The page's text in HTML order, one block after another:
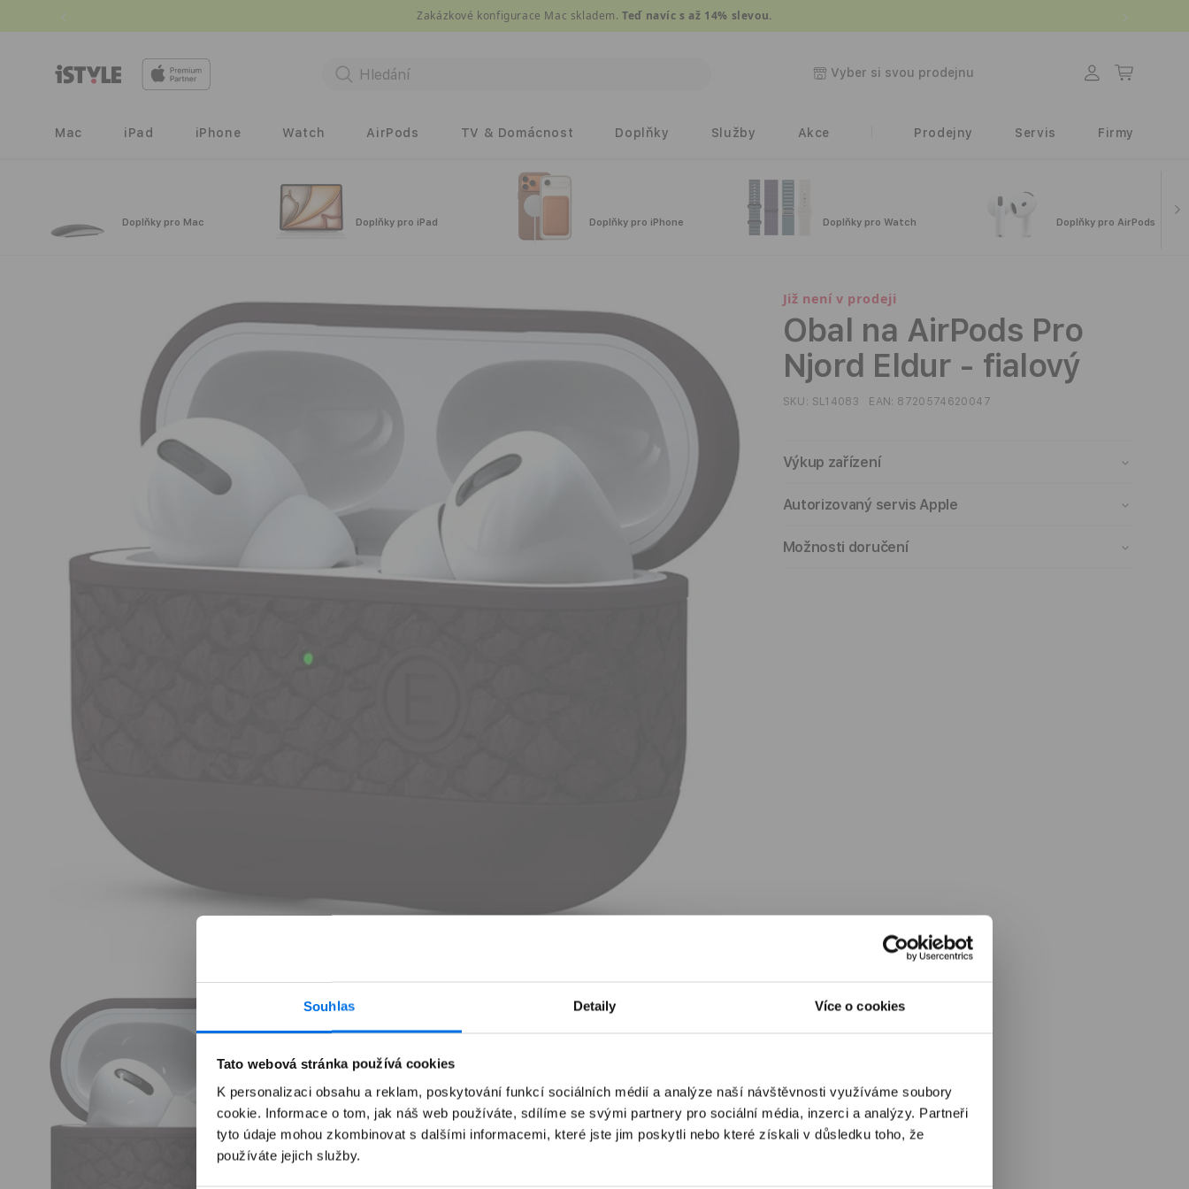
Souhlas Detaily Více o cookies
Tato webová stránka používá cookies
K personalizaci obsahu a reklam, poskytování funkcí sociálních médií a analýze naší návštěvnosti využíváme soubory
cookie. Informace o tom, jak náš web používáte, sdílíme se svými partnery pro sociální média, inzerci a analýzy. Partneři
tyto údaje mohou zkombinovat s dalšími informacemi, které jste jim poskytli nebo které získali v důsledku toho, že
používáte jejich služby.
Přejít k
obsahu
Zakázkové konfigurace Mac skladem.Teď navíc s až 14% slevou.
Vyber si svou prodejnu
Přihlásit
Košík
Mac iPad iPhone Watch AirPods TV & Domácnost Doplňky Služby Akce Prodejny Servis Firmy
Doplňky pro Mac Doplňky pro iPad Doplňky pro iPhone Doplňky pro Watch Doplňky pro AirPods
multimédia
modálním
okně
Již není v prodeji
Obal na AirPods Pro
Njord Eldur - fialový
SKU: SL14083 EAN: 8720574620047
Výkup zařízení
Autorizovaný servis Apple
Možnosti doručení